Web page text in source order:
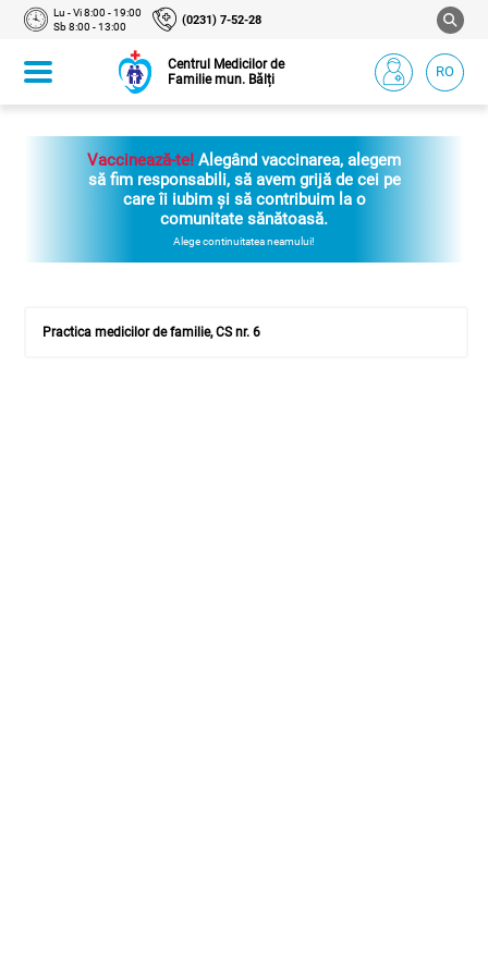
Lu - Vi 8:00 - 19:00
Sb 8:00 - 13:00
(0231) 7-52-28
Centrul Medicilor de
Familie mun. Bălți
RO
Vaccinează-te! Alegând vaccinarea, alegem
să fim responsabili, să avem grijă de cei pe
care îi iubim și să contribuim la o
comunitate sănătoasă.
Alege continuitatea neamului!
Practica medicilor de familie, CS nr. 6